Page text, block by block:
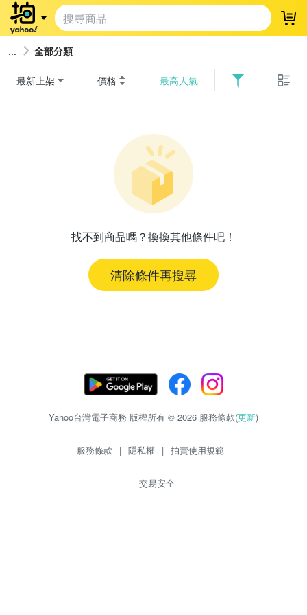
登
全部分類
最新上架 價格 最高人氣
找不到商品嗎？換換其他條件吧！
清除條件再搜尋
Yahoo台灣電子商務 版權所有 © 2026 服務條款(更新)
服務條款 | 隱私權 | 拍賣使用規範
交易安全